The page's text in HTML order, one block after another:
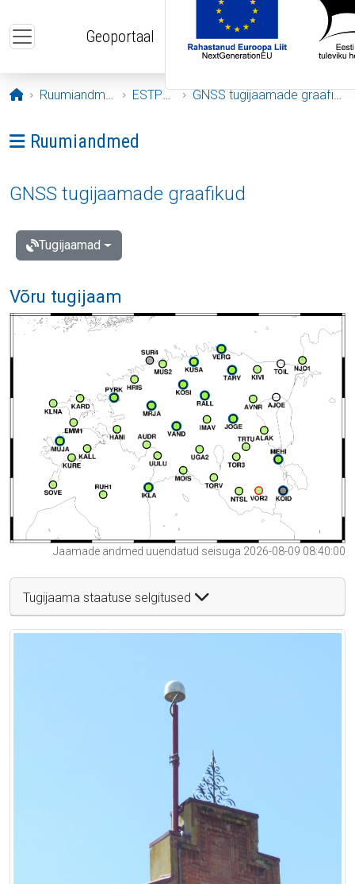
Geoportaal
Avaleht
Ruumiandmed ESTPOS GNSS tugijaamade graafikud
Ava menüü: Ruumiandmed
Ruumiandmed
GNSS tugijaamade graafikud
Tugijaamad
Võru tugijaam
Jaamade andmed uuendatud seisuga 2026-08-09 08:40:00
Tugijaama staatuse selgitused